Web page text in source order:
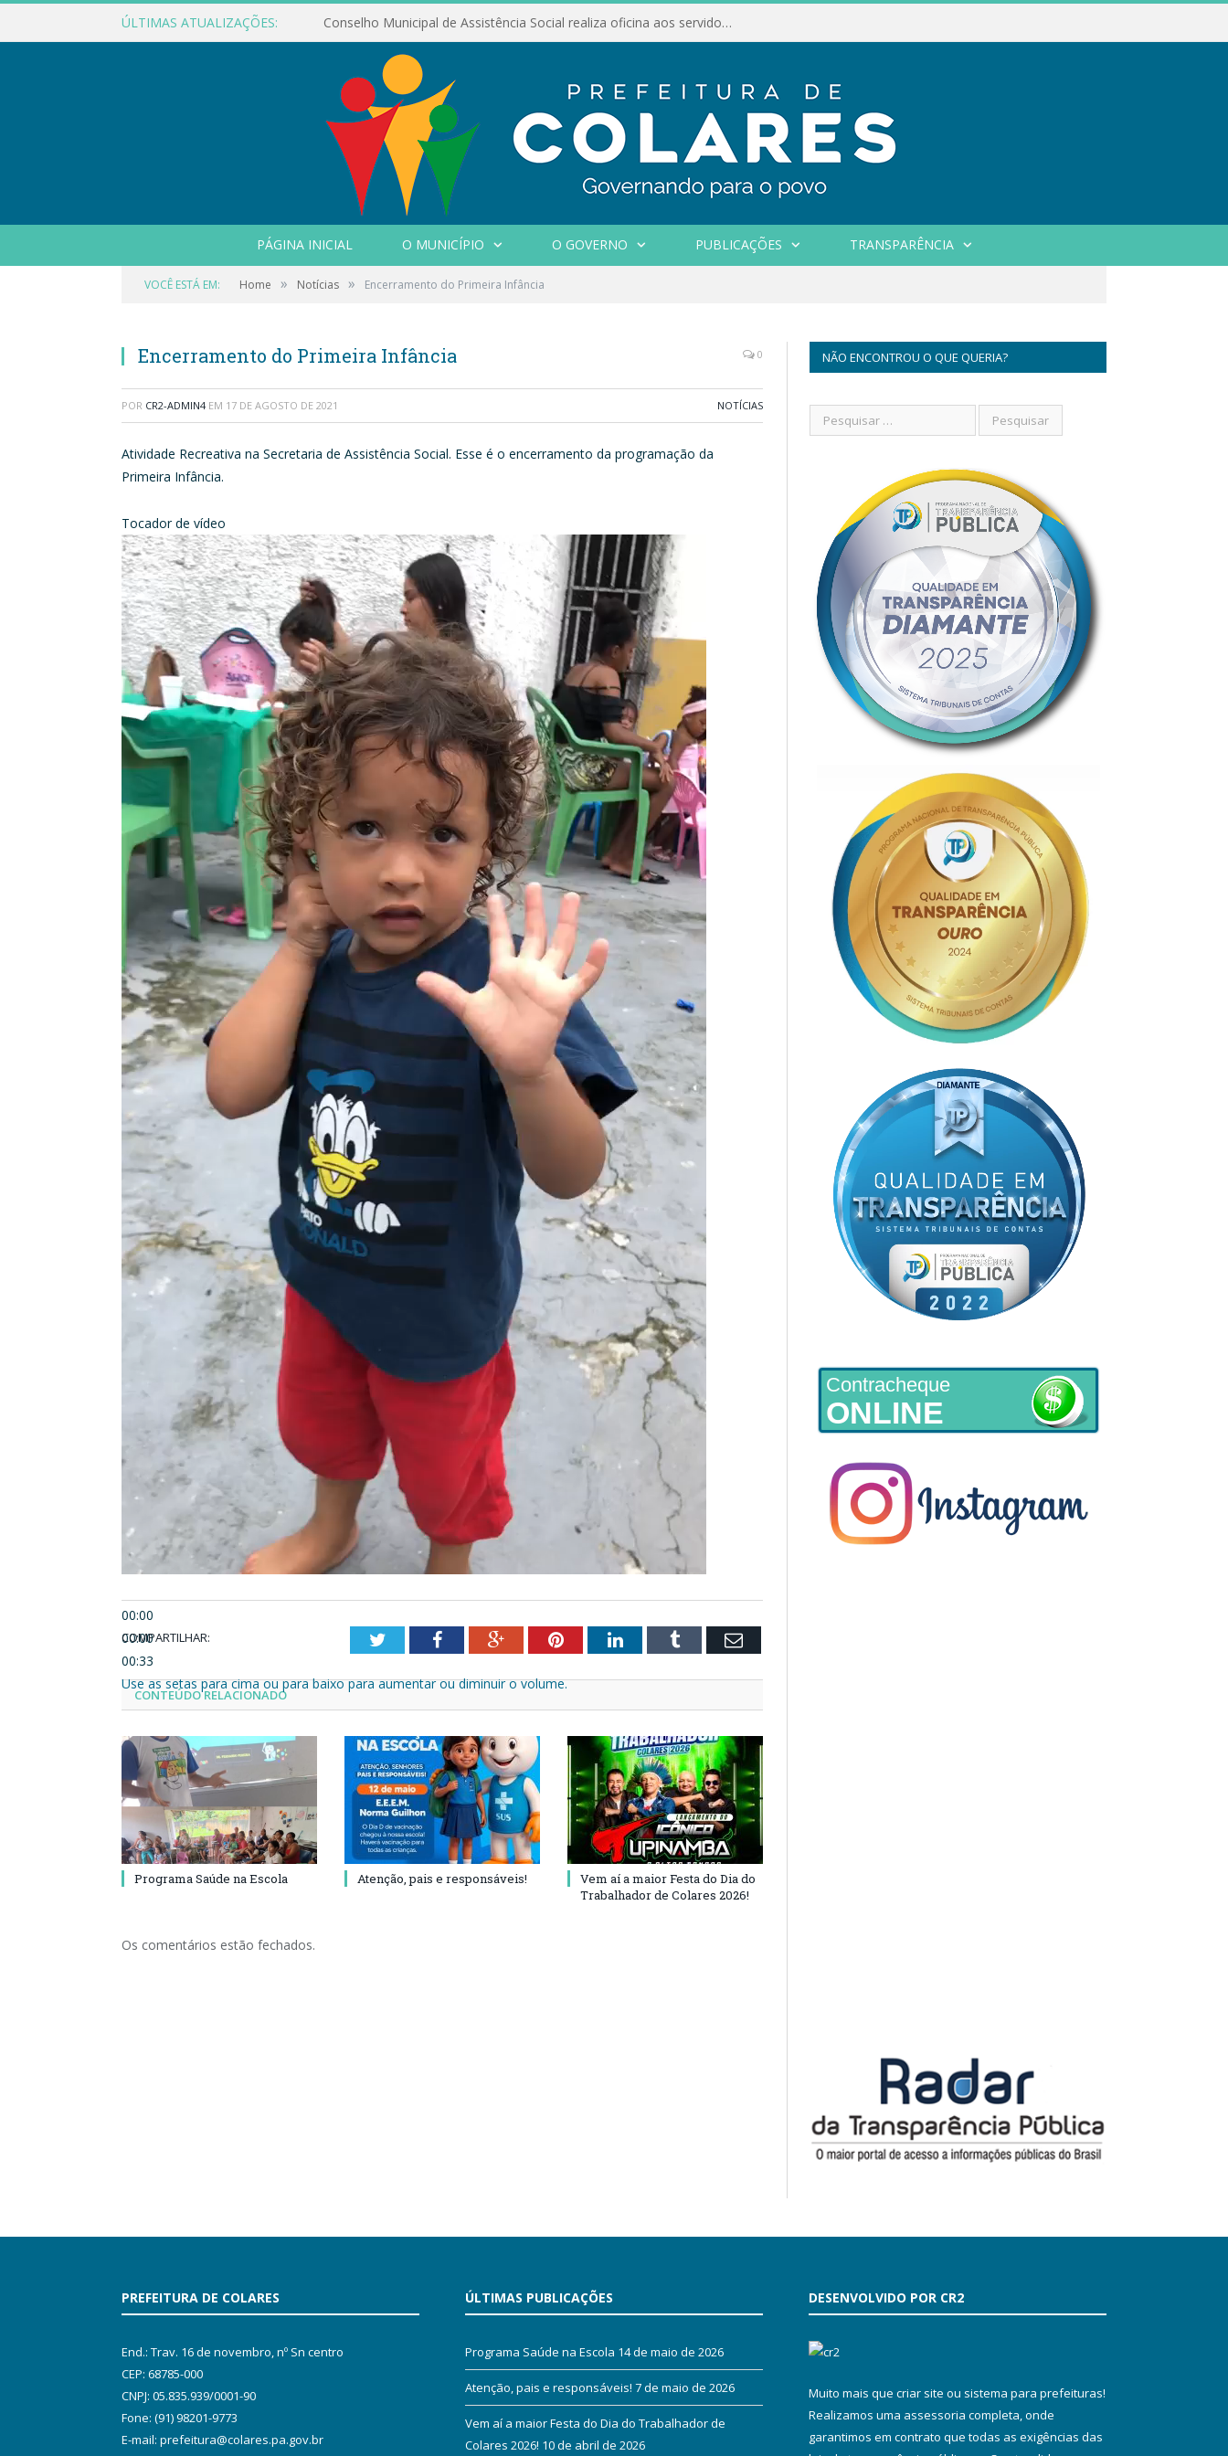
ÚLTIMAS ATUALIZAÇÕES: Conselho Municipal de Assistência Social realiza oficina aos servidores
PÁGINA INICIAL O MUNICÍPIO O GOVERNO PUBLICAÇÕES TRANSPARÊNCIA
VOCÊ ESTÁ EM: Home » Notícias » Encerramento do Primeira Infância
Encerramento do Primeira Infância 0
POR CR2-ADMIN4 EM 17 DE AGOSTO DE 2021 NOTÍCIAS
Atividade Recreativa na Secretaria de Assistência Social. Esse é o encerramento da programação da
Primeira Infância.
Tocador de vídeo
00:00
00:00
00:33
Use as setas para cima ou para baixo para aumentar ou diminuir o volume.
COMPARTILHAR: TwitterFacebookGoogle+PinterestLinkedInTumblr Email
CONTEÚDO RELACIONADO
Programa Saúde na Escola Atenção, pais e responsáveis!
Vem aí a maior Festa do Dia do
Trabalhador de Colares 2026!
Os comentários estão fechados.
NÃO ENCONTROU O QUE QUERIA?
Contracheque
ONLINE
PREFEITURA DE COLARES
End.: Trav. 16 de novembro, nº Sn centro
CEP: 68785-000
CNPJ: 05.835.939/0001-90
Fone: (91) 98201-9773
E-mail: prefeitura@colares.pa.gov.br
ÚLTIMAS PUBLICAÇÕES
Programa Saúde na Escola 14 de maio de 2026
Atenção, pais e responsáveis! 7 de maio de 2026
Vem aí a maior Festa do Dia do Trabalhador de
Colares 2026! 10 de abril de 2026
DESENVOLVIDO POR CR2
Muito mais que criar site ou sistema para prefeituras!
Realizamos uma assessoria completa, onde
garantimos em contrato que todas as exigências das